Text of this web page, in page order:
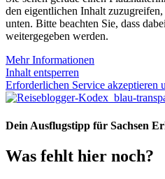
den eigentlichen Inhalt
unten. Bitte beachten Sie, dass
weitergegeben werden.
Mehr Informationen
Inhalt entsperren
Erforderlichen Service akzeptieren
Dein Ausflugstipp für Sachsen
Was fehlt hier noch?